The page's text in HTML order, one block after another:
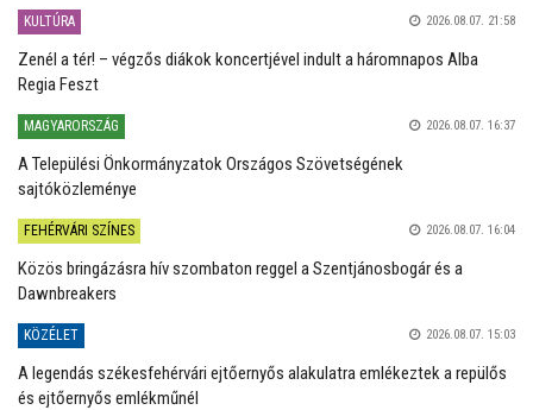
KULTÚRA 2026.08.07. 21:58
Zenél a tér! – végzős diákok koncertjével indult a háromnapos Alba
Regia Feszt
MAGYARORSZÁG 2026.08.07. 16:37
A Települési Önkormányzatok Országos Szövetségének
sajtóközleménye
FEHÉRVÁRI SZÍNES 2026.08.07. 16:04
Közös bringázásra hív szombaton reggel a Szentjánosbogár és a
Dawnbreakers
KÖZÉLET 2026.08.07. 15:03
A legendás székesfehérvári ejtőernyős alakulatra emlékeztek a repülős
és ejtőernyős emlékműnél